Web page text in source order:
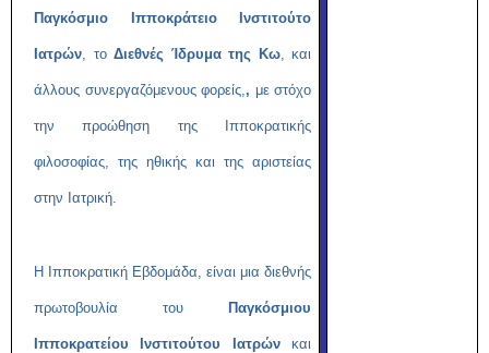
Παγκόσμιο Ιπποκράτειο Ινστιτούτο
Ιατρών, το Διεθνές Ίδρυμα της Κω, και
άλλους συνεργαζόμενους φορείς,, με στόχο
την προώθηση της Ιπποκρατικής
φιλοσοφίας, της ηθικής και της αριστείας
στην Ιατρική.
Η Ιπποκρατική Εβδομάδα, είναι μια διεθνής
πρωτοβουλία του Παγκόσμιου
Ιπποκρατείου Ινστιτούτου Ιατρώνκαι